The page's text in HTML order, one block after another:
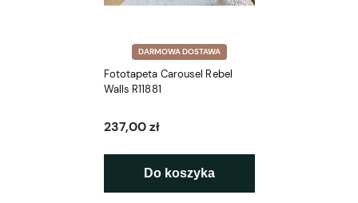
DARMOWA DOSTAWA
Fototapeta Carousel Rebel
Walls R11881
237,00 zł
Do koszyka